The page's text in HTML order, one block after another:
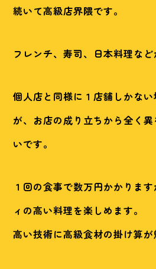
続いて高級店界隈です。
フレンチ、寿司、日本料理など
個人店と同様に１店舗しかな
が、お店の成り立ちから全く
いです。
１回の食事で数万円かかりま
ィの高い料理を楽しめます。
高い技術に高級食材の掛け算が